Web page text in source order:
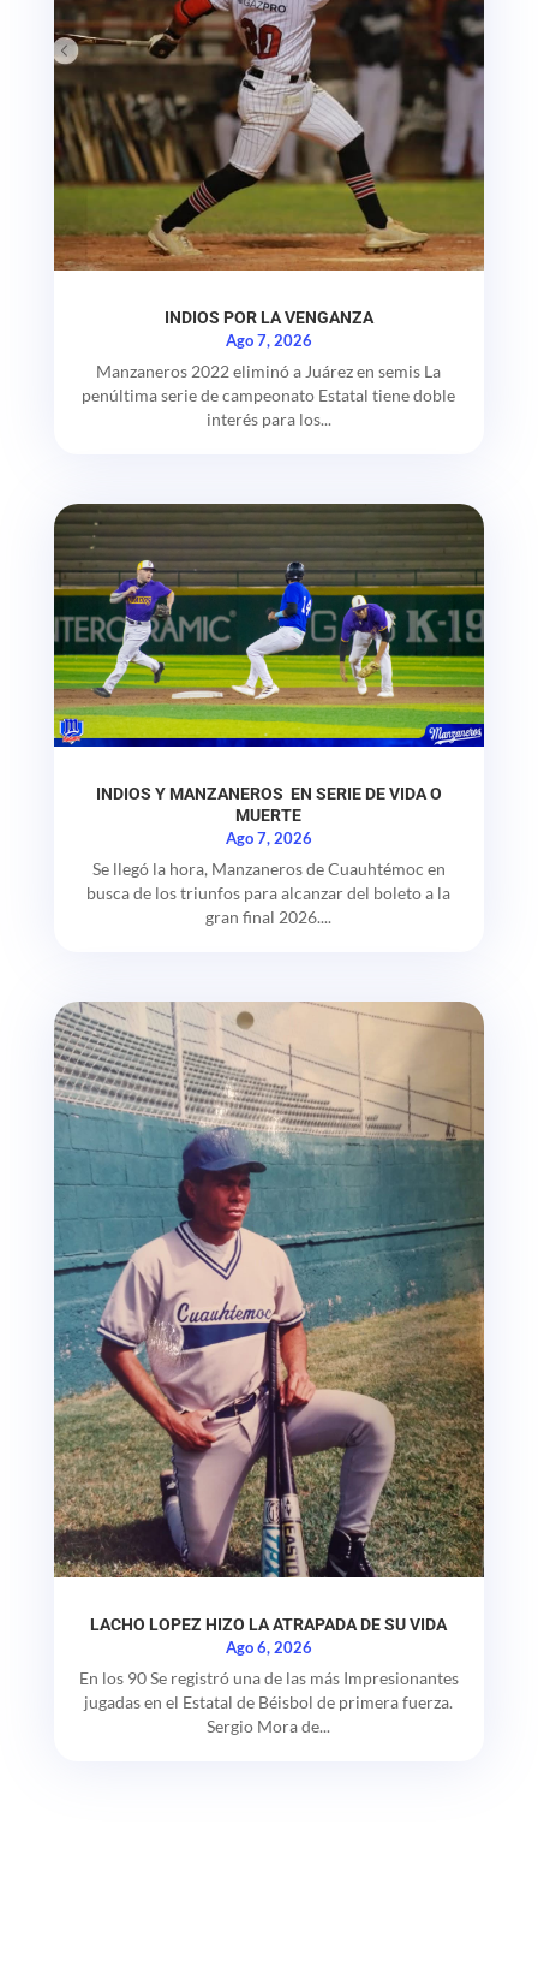
INDIOS POR LA VENGANZA
Ago 7, 2026
Manzaneros 2022 eliminó a Juárez en semis La
penúltima serie de campeonato Estatal tiene doble
interés para los...
INDIOS Y MANZANEROS EN SERIE DE VIDA O
MUERTE
Ago 7, 2026
Se llegó la hora, Manzaneros de Cuauhtémoc en
busca de los triunfos para alcanzar del boleto a la
gran final 2026....
LACHO LOPEZ HIZO LA ATRAPADA DE SU VIDA
Ago 6, 2026
En los 90 Se registró una de las más Impresionantes
jugadas en el Estatal de Béisbol de primera fuerza.
Sergio Mora de...